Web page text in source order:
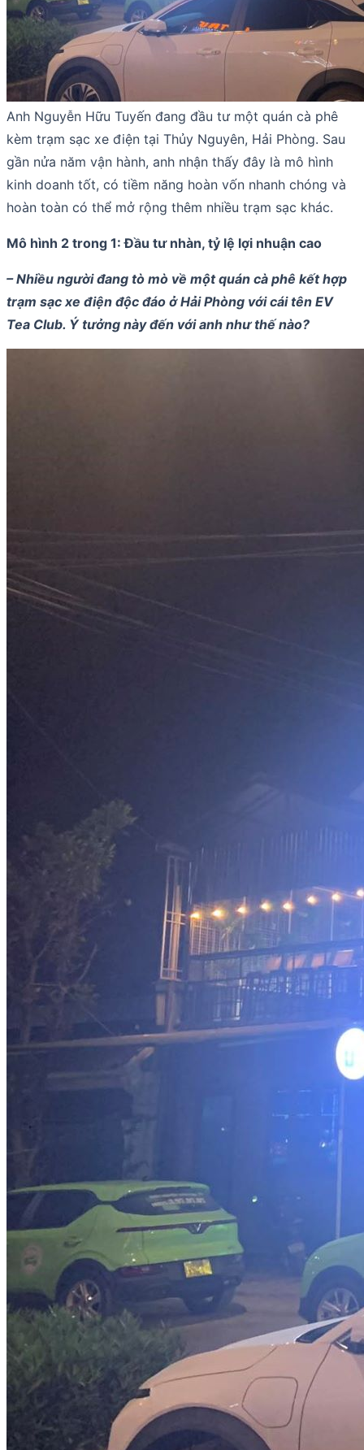
Anh Nguyễn Hữu Tuyến đang đầu tư một quán cà phê
kèm trạm sạc xe điện tại Thủy Nguyên, Hải Phòng. Sau
gần nửa năm vận hành, anh nhận thấy đây là mô hình
kinh doanh tốt, có tiềm năng hoàn vốn nhanh chóng và
hoàn toàn có thể mở rộng thêm nhiều trạm sạc khác.
Mô hình 2 trong 1: Đầu tư nhàn, tỷ lệ lợi nhuận cao
– Nhiều người đang tò mò về một quán cà phê kết hợp
trạm sạc xe điện độc đáo ở Hải Phòng với cái tên EV
Tea Club. Ý tưởng này đến với anh như thế nào?